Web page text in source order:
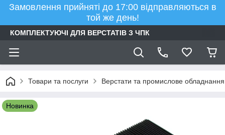
Замовлення прийняті до 17:00 відправляються в
той же день!
КОМПЛЕКТУЮЧІ ДЛЯ ВЕРСТАТІВ З ЧПК
Товари та послуги Верстати та промислове обладнання
Новинка